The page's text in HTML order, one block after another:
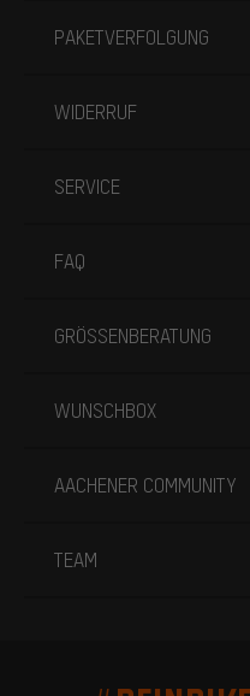
PAKETVERFOLGUNG
WIDERRUF
SERVICE
FAQ
GRÖSSENBERATUNG
WUNSCHBOX
AACHENER COMMUNITY
TEAM